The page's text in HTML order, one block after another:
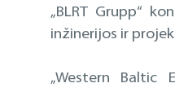
„BLRT Grupp“
inžinerijos ir
„Western Baltic